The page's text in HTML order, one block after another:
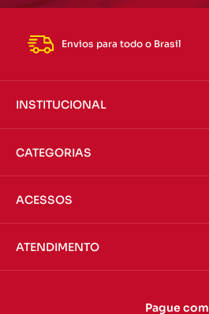
Envios para todo o Brasil
INSTITUCIONAL
CATEGORIAS
ACESSOS
ATENDIMENTO
Pague com